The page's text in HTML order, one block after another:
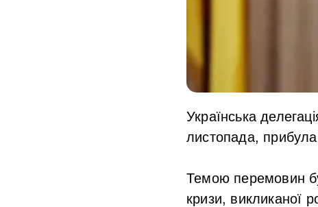
Українська
листопада,
Темою перемовин
кризи, викликаної